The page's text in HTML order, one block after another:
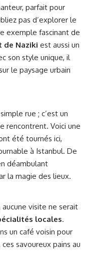
parfait pour
pas d’explorer le
exemple fascinant de
de Naziki est aussi un
son style unique, il
le paysage urbain
rue ; c’est un
rencontrent. Voici une
été tournés ici,
à Istanbul. De
déambulant
la magie des lieux.
visite ne serait
locales.
un café voisin pour
ces savoureux pains au